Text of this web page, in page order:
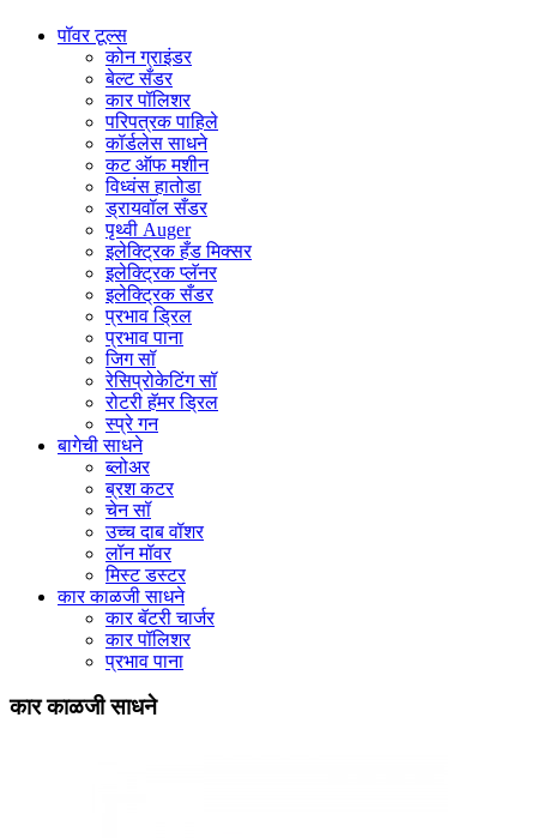
पॉवर टूल्स
कोन ग्राइंडर
बेल्ट सँडर
कार पॉलिशर
परिपत्रक पाहिले
कॉर्डलेस साधने
कट ऑफ मशीन
विध्वंस हातोडा
ड्रायवॉल सँडर
पृथ्वी Auger
इलेक्ट्रिक हँड मिक्सर
इलेक्ट्रिक प्लॅनर
इलेक्ट्रिक सँडर
प्रभाव ड्रिल
प्रभाव पाना
जिग सॉ
रेसिप्रोकेटिंग सॉ
रोटरी हॅमर ड्रिल
स्प्रे गन
बागेची साधने
ब्लोअर
ब्रश कटर
चेन सॉ
उच्च दाब वॉशर
लॉन मॉवर
मिस्ट डस्टर
कार काळजी साधने
कार बॅटरी चार्जर
कार पॉलिशर
प्रभाव पाना
कार काळजी साधने